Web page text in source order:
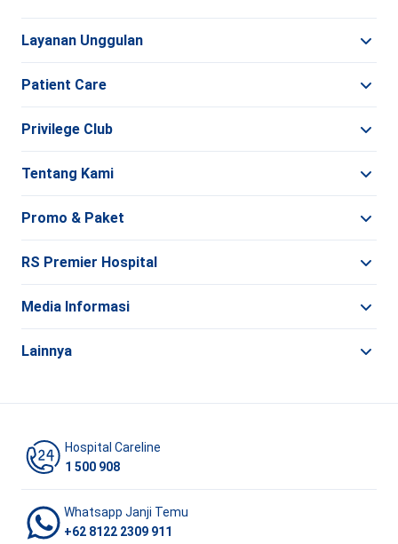
Layanan Unggulan
Patient Care
Privilege Club
Tentang Kami
Promo & Paket
RS Premier Hospital
Media Informasi
Lainnya
Hospital Careline
1 500 908
Whatsapp Janji Temu
+62 8122 2309 911